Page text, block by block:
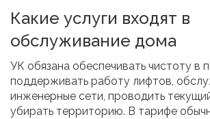
Какие услуги входят в
обслуживание дома
УК обязана обеспечивать чистоту в
поддерживать работу лифтов,
инженерные сети, проводить
убирать территорию. В тарифе